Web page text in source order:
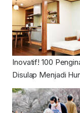
Inovatif! 100
Disulap Menjadi